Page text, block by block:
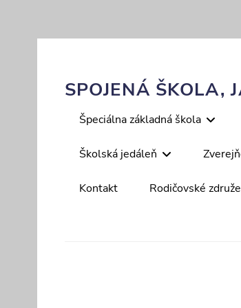
contentSPOJENÁ ŠKOLA,
Primary
Špeciálna základná škola
Školská jedáleň
Kontakt Rodičovské